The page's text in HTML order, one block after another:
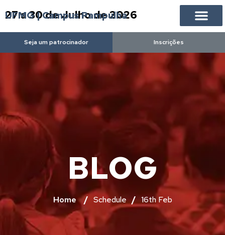
27 a 30 de Julho de 2026
UFMG | Campus Pampulha
Seja um patrocinador Inscrições
BLOG
Home / Schedule / 16th Feb